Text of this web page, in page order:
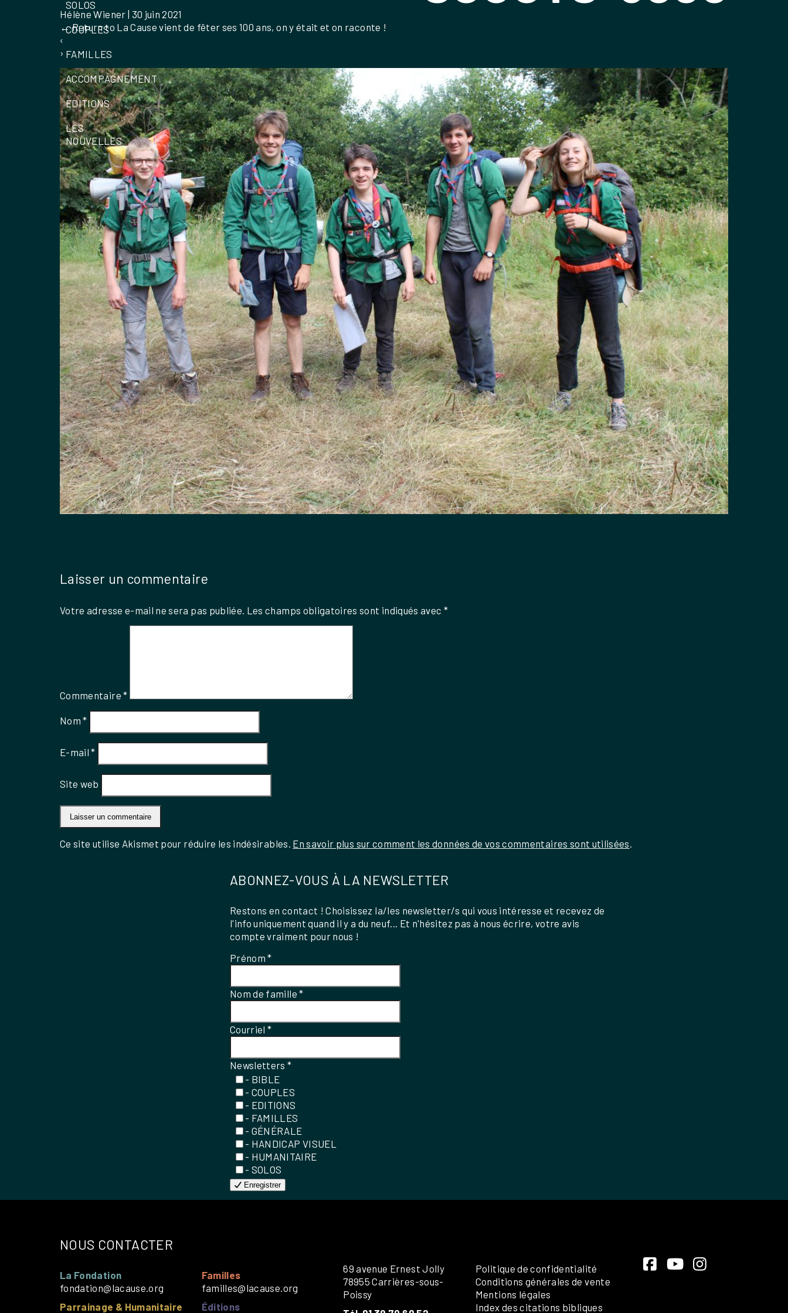
SOLOS
COUPLES
FAMILLES
ACCOMPAGNEMENT
ÉDITIONS
LES
NOUVELLES
Hélène Wiener 30 juin 2021
←Return to La Cause vient de fêter ses 100 ans, on y était et on raconte !
‹
›
Laisser un commentaire
Votre adresse e-mail ne sera pas publiée. Les champs obligatoires sont indiqués avec *
Commentaire*
Nom*
E-mail*
Site web
Ce site utilise Akismet pour réduire les indésirables. En savoir plus sur comment les données de vos commentaires sont utilisées
ABONNEZ-VOUS À LA NEWSLETTER
Restons en contact ! Choisissez la/les newsletter/s qui vous intéresse et recevez de
l'info uniquement quand il y a du neuf... Et n'hésitez pas à nous écrire, votre avis
compte vraiment pour nous !
Prénom*
Nom de famille*
Courriel*
Newsletters*
- BIBLE
- COUPLES
- EDITIONS
- FAMILLES
- GÉNÉRALE
- HANDICAP VISUEL
- HUMANITAIRE
- SOLOS
Enregistrer
NOUS CONTACTER
La Fondation
fondation@lacause.org
Parrainage & Humanitaire
Familles
familles@lacause.org
Éditions
69 avenue Ernest Jolly
78955 Carrières-sous-
Poissy
Politique de confidentialité
Conditions générales de vente
Mentions légales
Index des citations bibliques